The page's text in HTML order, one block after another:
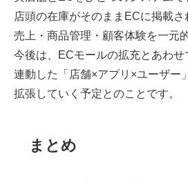
店頭の在庫がそのままECに掲載さ
売上・商品管理・顧客体験を一元
今後は、ECモールの拡充とあわせ
連動した「店舗×アプリ×ユーザー
拡張していく予定とのことです。
まとめ